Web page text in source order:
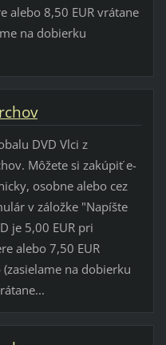
alebo 8,50 EUR vrátane
na dobierku
DVD Vlci z
Môžete si zakúpiť e-
osobne alebo cez
v záložke "Napíšte
je 5,00 EUR pri
alebo 7,50 EUR
na dobierku